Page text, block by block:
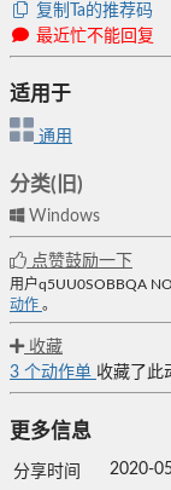
复制Ta的推荐码
最近忙不能回复
适用于
通用
分类(旧)
Windows
点赞鼓励一下
用户q5UU0SOBBQA
动作 。
收藏
3 个动作单 收藏了此
更多信息
分享时间
2020-